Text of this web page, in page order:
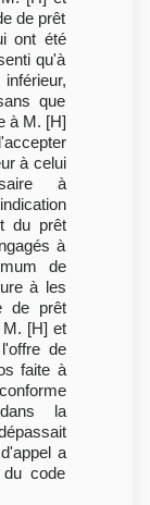
de prêt
ont été
qu'à
que
à M. [H]
à celui
à
du prêt
à
de
à les
de prêt
M. [H] et
de
faite à
la
a
code